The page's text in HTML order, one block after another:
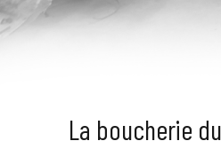
La boucherie